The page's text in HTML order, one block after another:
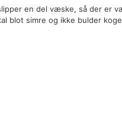
en del væske, så der er
blot simre og ikke bulder